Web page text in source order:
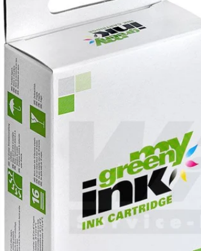
Sie das Medium 0 im Modalformat